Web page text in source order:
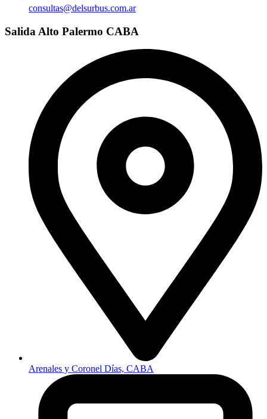
consultas@delsurbus.com.ar
Salida Alto Palermo CABA
Arenales y Coronel Días, CABA